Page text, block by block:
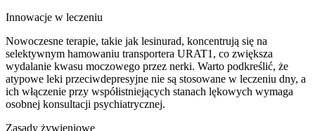
Innowacje w leczeniu
Nowoczesne terapie, takie jak lesinurad, koncentrują się na
selektywnym hamowaniu transportera URAT1, co zwiększa
wydalanie kwasu moczowego przez nerki. Warto podkreślić, że
atypowe leki przeciwdepresyjne nie są stosowane w leczeniu dny, a
ich włączenie przy współistniejących stanach lękowych wymaga
osobnej konsultacji psychiatrycznej.
Zasady żywieniowe